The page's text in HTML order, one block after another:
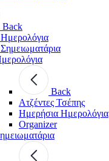
Back
Back
Ατζέντες Τσέπης
Ημερήσια Ημερολόγια
Organizer